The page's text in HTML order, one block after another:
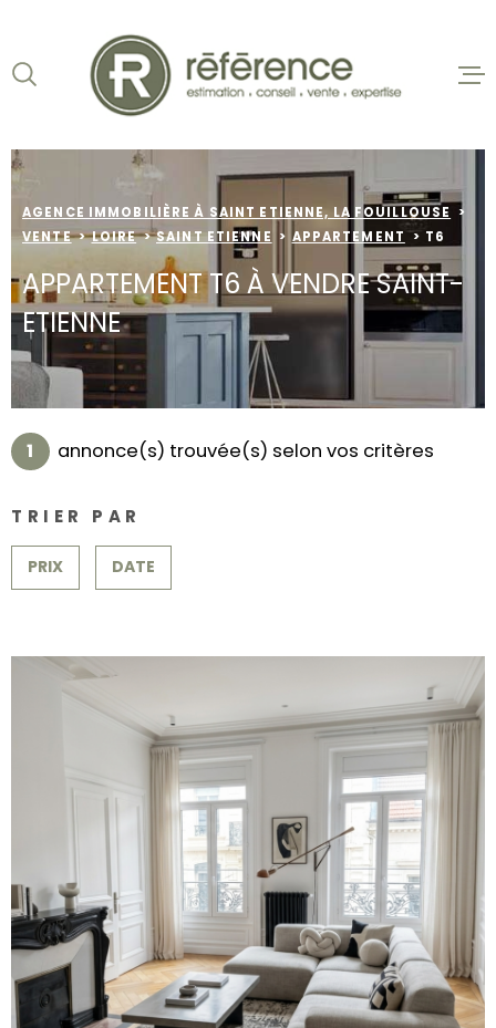
recherche
menu
principal
contenu
ACCUEIL
VENTES
BIENS
NOS
ALERTE
AGENCE IMMOBILIÈRE À SAINT ETIENNE, LA FOUILLOUSE
VENTE
LOIRE SAINT ETIENNE APPARTEMENT T6
APPARTEMENT T6 À VENDRE SAINT-
ETIENNE
1 annonce(s) trouvée(s) selon vos critères
TRIER PAR
PRIX DATE
VOIR LE BIEN
VOTRE
VENTE
TYPE
DE
BIEN
TYPE DE BIEN
VILLE
Budget
CRITÈRES SUPPLÉMENTAIRES
Piscine
Parking
Terrasse